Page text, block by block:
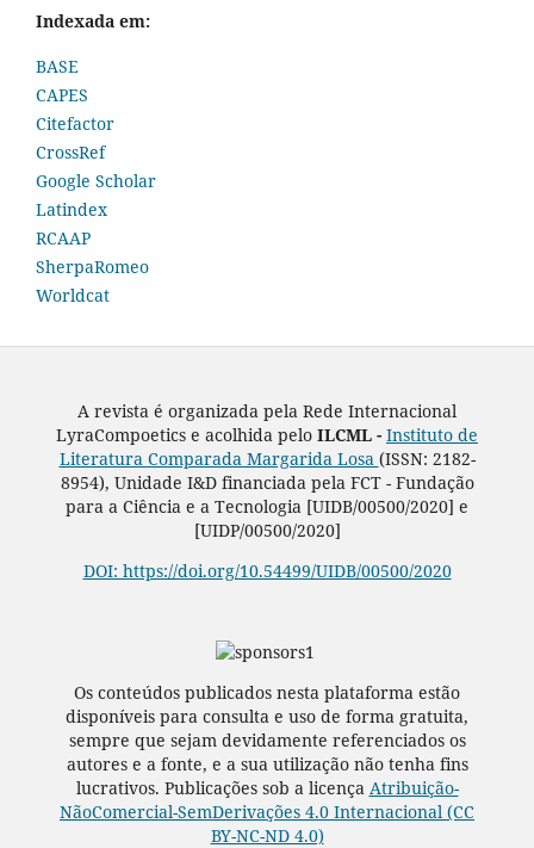
Indexada em:
BASE
CAPES
Citefactor
CrossRef
Google Scholar
Latindex
RCAAP
SherpaRomeo
Worldcat
A revista é organizada pela Rede Internacional
LyraCompoetics e acolhida pelo ILCML - Instituto de
Literatura Comparada Margarida Losa (ISSN: 2182-
8954), Unidade I&D financiada pela FCT - Fundação
para a Ciência e a Tecnologia [UIDB/00500/2020] e
[UIDP/00500/2020]
DOI: https://doi.org/10.54499/UIDB/00500/2020
Os conteúdos publicados nesta plataforma estão
disponíveis para consulta e uso de forma gratuita,
sempre que sejam devidamente referenciados os
autores e a fonte, e a sua utilização não tenha fins
lucrativos. Publicações sob a licença Atribuição-
NãoComercial-SemDerivações 4.0 Internacional (CC
BY-NC-ND 4.0)